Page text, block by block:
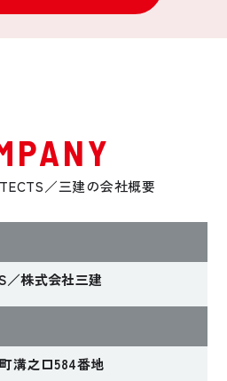
／三建の会社概要
／株式会社三建
溝之口584番地